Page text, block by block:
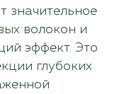
значительное
волокон и
эффект. Это
глубоких